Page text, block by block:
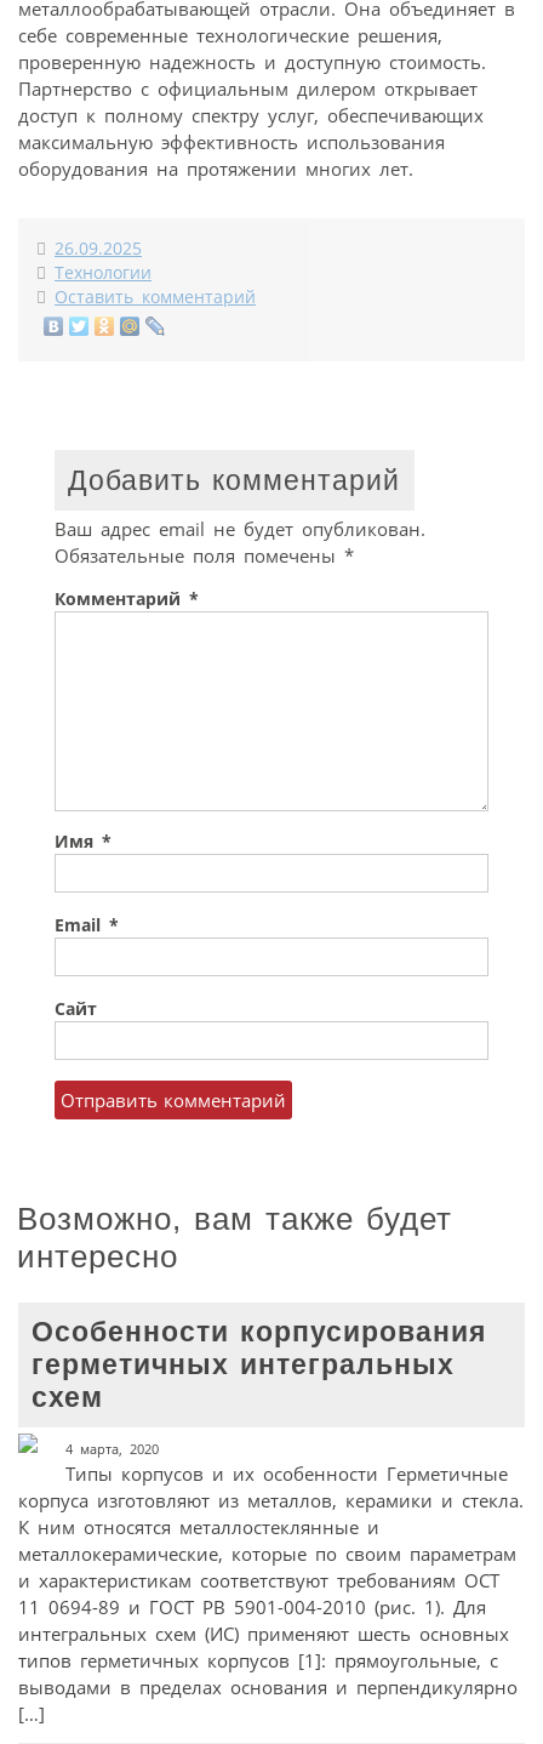
металлообрабатывающей отрасли. Она объединяет в
себе современные технологические решения,
проверенную надежность и доступную стоимость.
Партнерство с официальным дилером открывает
доступ к полному спектру услуг, обеспечивающих
максимальную эффективность использования
оборудования на протяжении многих лет.
26.09.2025
Технологии
Оставить комментарий
Добавить комментарий
Ваш адрес email не будет опубликован.
Обязательные поля помечены *
Комментарий *
Имя *
Email *
Сайт
Возможно, вам также будет
интересно
Особенности корпусирования
герметичных интегральных
схем
4 марта, 2020
Типы корпусов и их особенности Герметичные
корпуса изготовляют из металлов, керамики и стекла.
К ним относятся металлостеклянные и
металлокерамические, которые по своим параметрам
и характеристикам соответствуют требованиям ОСT
11 0694-89 и ГОСТ РВ 5901-004-2010 (рис. 1). Для
интегральных схем (ИС) применяют шесть основных
типов герметичных корпусов [1]: прямоугольные, с
выводами в пределах основания и перпендикулярно
[…]